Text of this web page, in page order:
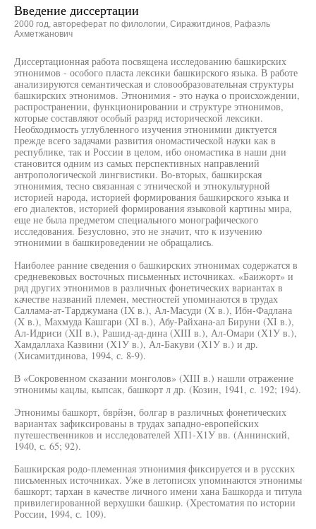
Введение диссертации
2000 год, автореферат по филологии, Сиражитдинов, Рафаэль
Ахметжанович
Диссертационная работа посвящена исследованию башкирских
этнонимов - особого пласта лексики башкирского языка. В работе
анализируются семантическая и словообразовательная структуры
башкирских этнонимов. Этнонимия - это наука о происхождении,
распространении, функционировании и структуре этнонимов,
которые составляют особый разряд исторической лексики.
Необходимость углубленного изучения этнонимии диктуется
прежде всего задачами развития ономастической науки как в
республике, так и России в целом, ибо ономастика в наши дни
становится одним из самых перспективных направлений
антропологической лингвистики. Во-вторых, башкирская
этнонимия, тесно связанная с этнической и этнокультурной
историей народа, историей формирования башкирского языка и
его диалектов, историей формирования языковой картины мира,
еще не была предметом специального монографического
исследования. Безусловно, это не значит, что к изучению
этнонимии в башкироведении не обращались.
Наиболее ранние сведения о башкирских этнонимах содержатся в
средневековых восточных письменных источниках. «Баижорт» и
ряд других этнонимов в различных фонетических вариантах в
качестве названий племен, местностей упоминаются в трудах
Саллама-ат-Тарджумана (IX в.), Ал-Масуди (X в.), Ибн-Фадлана
(X в.), Махмуда Кашгари (XI в.), Абу-Райхана-ал Бируни (XI в.),
Ал-Идриси (XII в.), Рашид-ад-дина (XIII в.), Ал-Омари (Х1У в.),
Хамдаллаха Казвини (Х1У в.), Ал-Бакуви (Х1У в.) и др.
(Хисамитдинова, 1994, с. 8-9).
В «Сокровенном сказании монголов» (XIII в.) нашли отражение
этнонимы кацлы, кыпсак, башкорт л др. (Козин, 1941, с. 192; 194).
Этнонимы башкорт, бврйэн, болгар в различных фонетических
вариантах зафиксированы в трудах западно-европейских
путешественников и исследователей ХП1-Х1У вв. (Аннинский,
1940, с. 65; 92).
Башкирская родо-племенная этнонимия фиксируется и в русских
письменных источниках. Уже в летописях упоминаются этнонимы
башкорт; тархан в качестве личного имени хана Башкорда и титула
привилегированной верхушки башкир. (Хрестоматия по истории
России, 1994, с. 109).